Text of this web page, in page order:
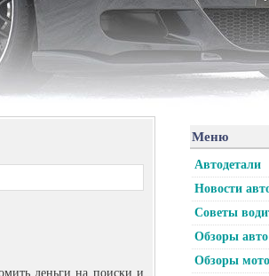
деньги на поиски и
Меню
Автодетали
Новости
Советы
Обзоры авто
Обзоры